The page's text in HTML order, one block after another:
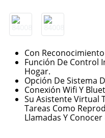
Con
Función De Control
Hogar.
Opción De Sistema
Conexión Wifi Y
Su Asistente Virtual
Tareas Como
Llamadas Y
6.
bts
8.
9.
taylor swift
10. olivia rodrigo